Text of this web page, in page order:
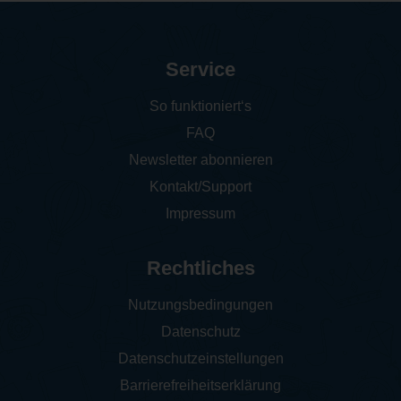
Service
So funktioniert‘s
FAQ
Newsletter abonnieren
Kontakt/Support
Impressum
Rechtliches
Nutzungsbedingungen
Datenschutz
Datenschutzeinstellungen
Barrierefreiheitserklärung